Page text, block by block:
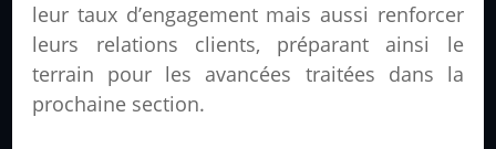
leur taux d’engagement mais aussi renforcer
leurs relations clients, préparant ainsi le
terrain pour les avancées traitées dans la
prochaine section.